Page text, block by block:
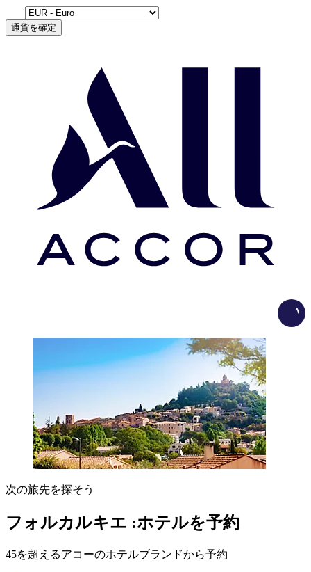
通貨を確定
次の旅先を探そう
フォルカルキエ :ホテルを予約
45を超えるアコーのホテルブランドから予約